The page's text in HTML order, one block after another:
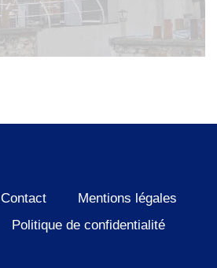
Contact
Mentions légales
Politique de confidentialité